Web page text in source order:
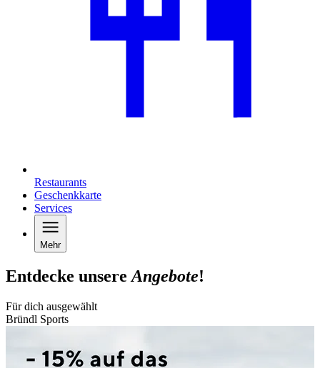
Restaurants
Geschenkkarte
Services
Mehr
Entdecke unsereAngebote!
Für dich ausgewählt
Bründl Sports